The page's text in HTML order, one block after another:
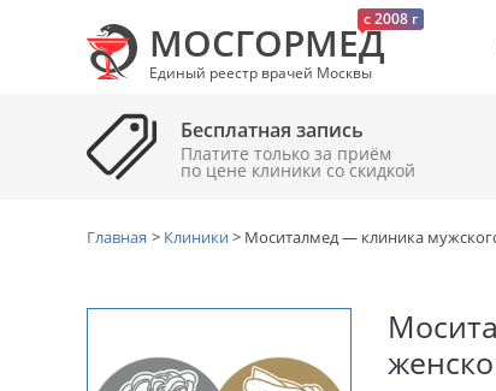
c 2008 г
МОСГОРМЕД
Единый реестр врачей Москвы
Бесплатная запись
Платите только за приём
по цене клиники cо скидкой
Главная > Клиники> Моситалмед — клиника